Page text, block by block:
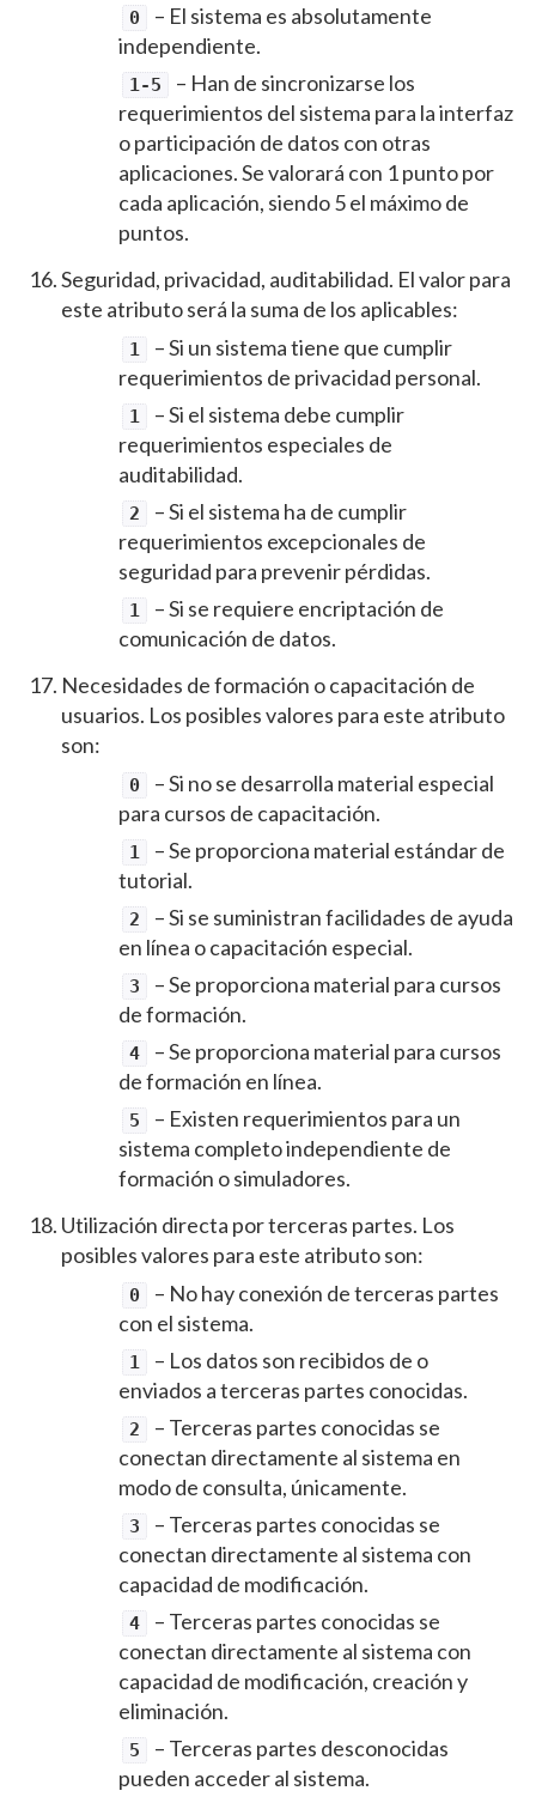
0
– El sistema es absolutamente
independiente.
1-5
– Han de sincronizarse los
requerimientos del sistema para la interfaz
o participación de datos con otras
aplicaciones. Se valorará con 1 punto por
cada aplicación, siendo 5 el máximo de
puntos.
Seguridad, privacidad, auditabilidad. El valor para
este atributo será la suma de los aplicables:
1
– Si un sistema tiene que cumplir
requerimientos de privacidad personal.
1
– Si el sistema debe cumplir
requerimientos especiales de
auditabilidad.
2
– Si el sistema ha de cumplir
requerimientos excepcionales de
seguridad para prevenir pérdidas.
1
– Si se requiere encriptación de
comunicación de datos.
Necesidades de formación o capacitación de
usuarios. Los posibles valores para este atributo
son:
0
– Si no se desarrolla material especial
para cursos de capacitación.
1
– Se proporciona material estándar de
tutorial.
2
– Si se suministran facilidades de ayuda
en línea o capacitación especial.
3
– Se proporciona material para cursos
de formación.
4
– Se proporciona material para cursos
de formación en línea.
5
– Existen requerimientos para un
sistema completo independiente de
formación o simuladores.
Utilización directa por terceras partes. Los
posibles valores para este atributo son:
0
– No hay conexión de terceras partes
con el sistema.
1
– Los datos son recibidos de o
enviados a terceras partes conocidas.
2
– Terceras partes conocidas se
conectan directamente al sistema en
modo de consulta, únicamente.
3
– Terceras partes conocidas se
conectan directamente al sistema con
capacidad de modificación.
4
– Terceras partes conocidas se
conectan directamente al sistema con
capacidad de modificación, creación y
eliminación.
5
– Terceras partes desconocidas
pueden acceder al sistema.